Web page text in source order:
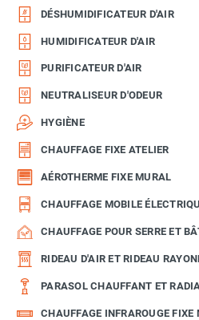
DÉSHUMIDIFICATEUR D'AIR
HUMIDIFICATEUR D'AIR
PURIFICATEUR D'AIR
NEUTRALISEUR D'ODEUR
HYGIÈNE
CHAUFFAGE FIXE ATELIER
AÉROTHERME FIXE MURAL
CHAUFFAGE MOBILE
CHAUFFAGE POUR SERRE ET
RIDEAU D'AIR ET RIDEAU
PARASOL CHAUFFANT ET
CHAUFFAGE INFRAROUGE FIXE